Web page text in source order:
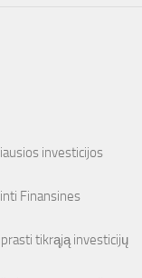
investicijos
Finansines
tikrąją investicijų